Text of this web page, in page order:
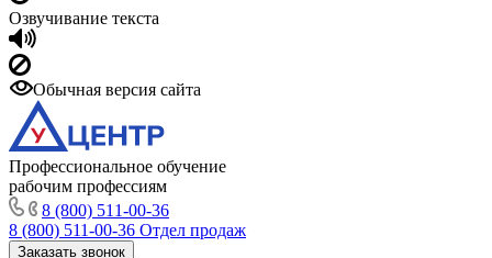
Озвучивание текста
Обычная версия сайта
Профессиональное обучение
рабочим профессиям
8 (800) 511-00-36
8 (800) 511-00-36 Отдел продаж
Заказать звонок